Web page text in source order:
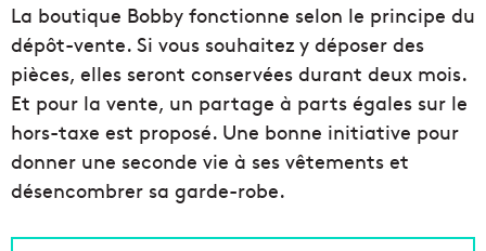
La boutique Bobby fonctionne selon le principe du
dépôt-vente. Si vous souhaitez y déposer des
pièces, elles seront conservées durant deux mois.
Et pour la vente, un partage à parts égales sur le
hors-taxe est proposé. Une bonne initiative pour
donner une seconde vie à ses vêtements et
désencombrer sa garde-robe.